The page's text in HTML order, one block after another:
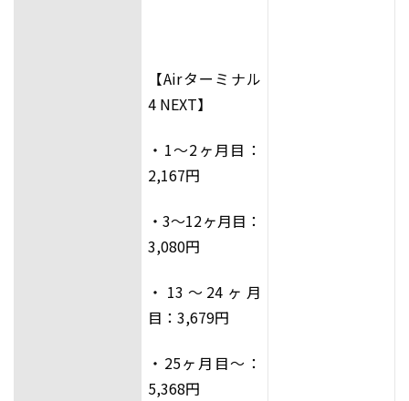
【Airターミナル
4 NEXT】
・1～2ヶ月目：
2,167円
・3～12ヶ月目：
3,080円
・13～24ヶ月
目：3,679円
・25ヶ月目～：
5,368円